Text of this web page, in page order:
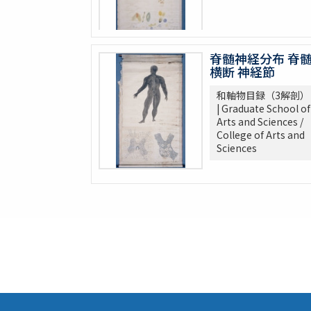
脊髄神経分布 脊
横断 神経節
和軸物目録（3解剖）
| Graduate School of
Arts and Sciences /
College of Arts and
Sciences